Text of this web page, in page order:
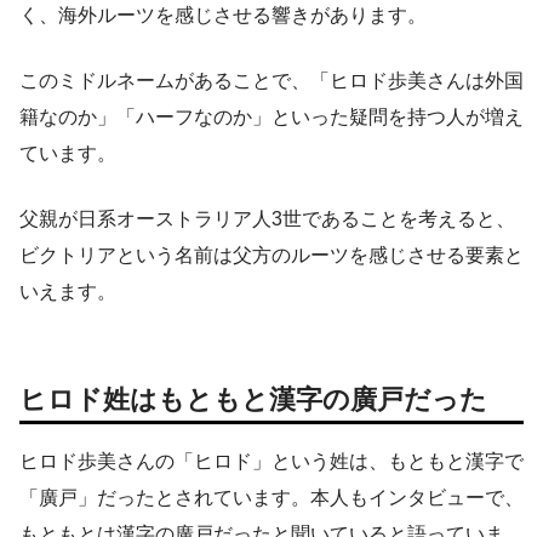
く、海外ルーツを感じさせる響きがあります。
このミドルネームがあることで、「ヒロド歩美さんは外国
籍なのか」「ハーフなのか」といった疑問を持つ人が増え
ています。
父親が日系オーストラリア人3世であることを考えると、
ビクトリアという名前は父方のルーツを感じさせる要素と
いえます。
ヒロド姓はもともと漢字の廣戸だった
ヒロド歩美さんの「ヒロド」という姓は、もともと漢字で
「廣戸」だったとされています。本人もインタビューで、